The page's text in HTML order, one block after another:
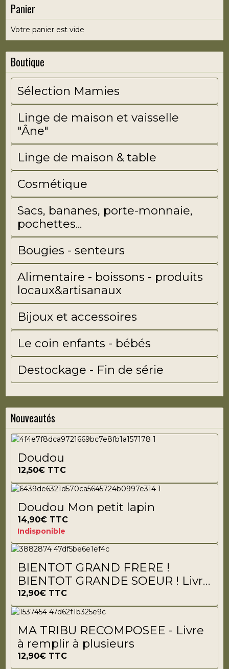
Panier
Votre panier est vide
Boutique
Sélection Mamies
Linge de maison et vaisselle
"Âne"
Linge de maison & table
Cosmétique
Sacs, bananes, porte-monnaie,
pochettes...
Bougies - senteurs
Alimentaire - boissons - produits
locaux&artisanaux
Bijoux et accessoires
Le coin enfants - bébés
Destockage - Fin de série
Nouveautés
Doudou
12,50€ TTC
Doudou Mon petit lapin
14,90€ TTC
Indisponible
BIENTOT GRAND FRERE !
BIENTOT GRANDE SOEUR ! Livre
à remplir
12,90€ TTC
MA TRIBU RECOMPOSEE - Livre
à remplir à plusieurs
12,90€ TTC